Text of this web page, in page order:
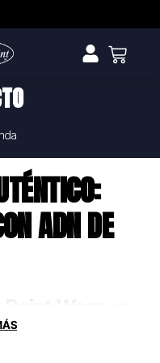
ADN DE
uniformes